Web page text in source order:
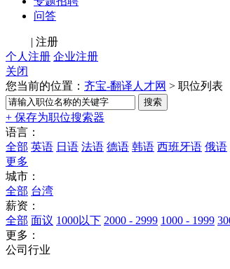
问答
| 注册
个人注册 企业注册
关闭
您当前的位置： 齐宝-翻译人才网 > 职位列表
+ 保存为职位搜索器
语言：
全部 英语 日语 法语 德语 韩语 西班牙语 俄语
更多
城市：
全部 台湾
薪资：
全部 面议 1000以下 2000 - 2999 1000 - 1999
更多：
公司行业